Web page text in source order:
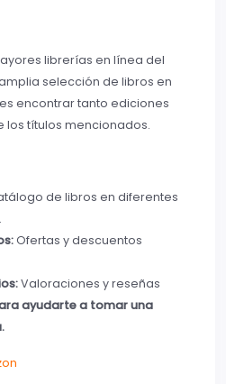
librerías en línea del
selección de libros en
encontrar tanto ediciones
los títulos mencionados.
de libros en diferentes
Ofertas y descuentos
Valoraciones y reseñas
ayudarte a tomar una